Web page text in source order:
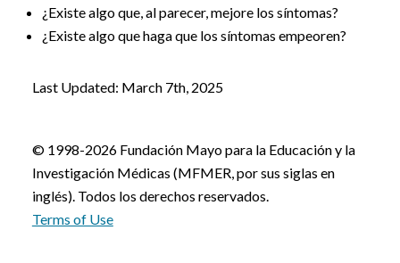
¿Existe algo que, al parecer, mejore los síntomas?
¿Existe algo que haga que los síntomas empeoren?
Last Updated: March 7th, 2025
© 1998-2026 Fundación Mayo para la Educación y la
Investigación Médicas (MFMER, por sus siglas en
inglés). Todos los derechos reservados.
Terms of Use